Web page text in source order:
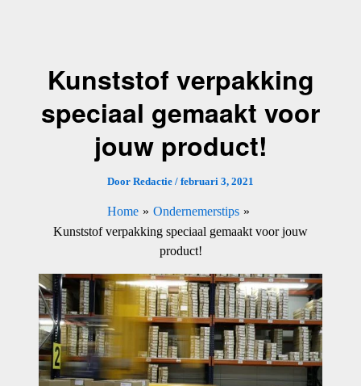
Kunststof verpakking
speciaal gemaakt voor
jouw product!
Door Redactie / februari 3, 2021
Home
Ondernemerstips
Kunststof verpakking speciaal gemaakt voor jouw
product!